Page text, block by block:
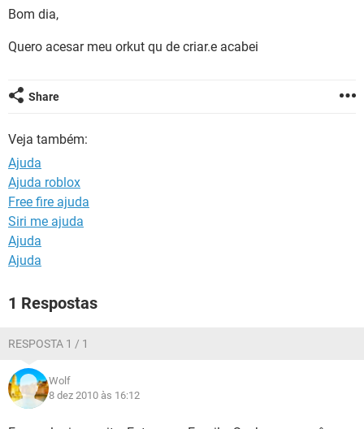
INSTAGRAM
OUTLOOK
INSTAGRAM GMAIL
JOGOS
INSTAGRAM
Bom dia,
Quero acesar meu orkut qu de criar.e acabei
Share
Veja também:
Ajuda
Ajuda roblox
Free fire ajuda
Siri me ajuda
Ajuda
Ajuda
1 Respostas
RESPOSTA 1 / 1
Wolf
8 dez 2010 às 16:12